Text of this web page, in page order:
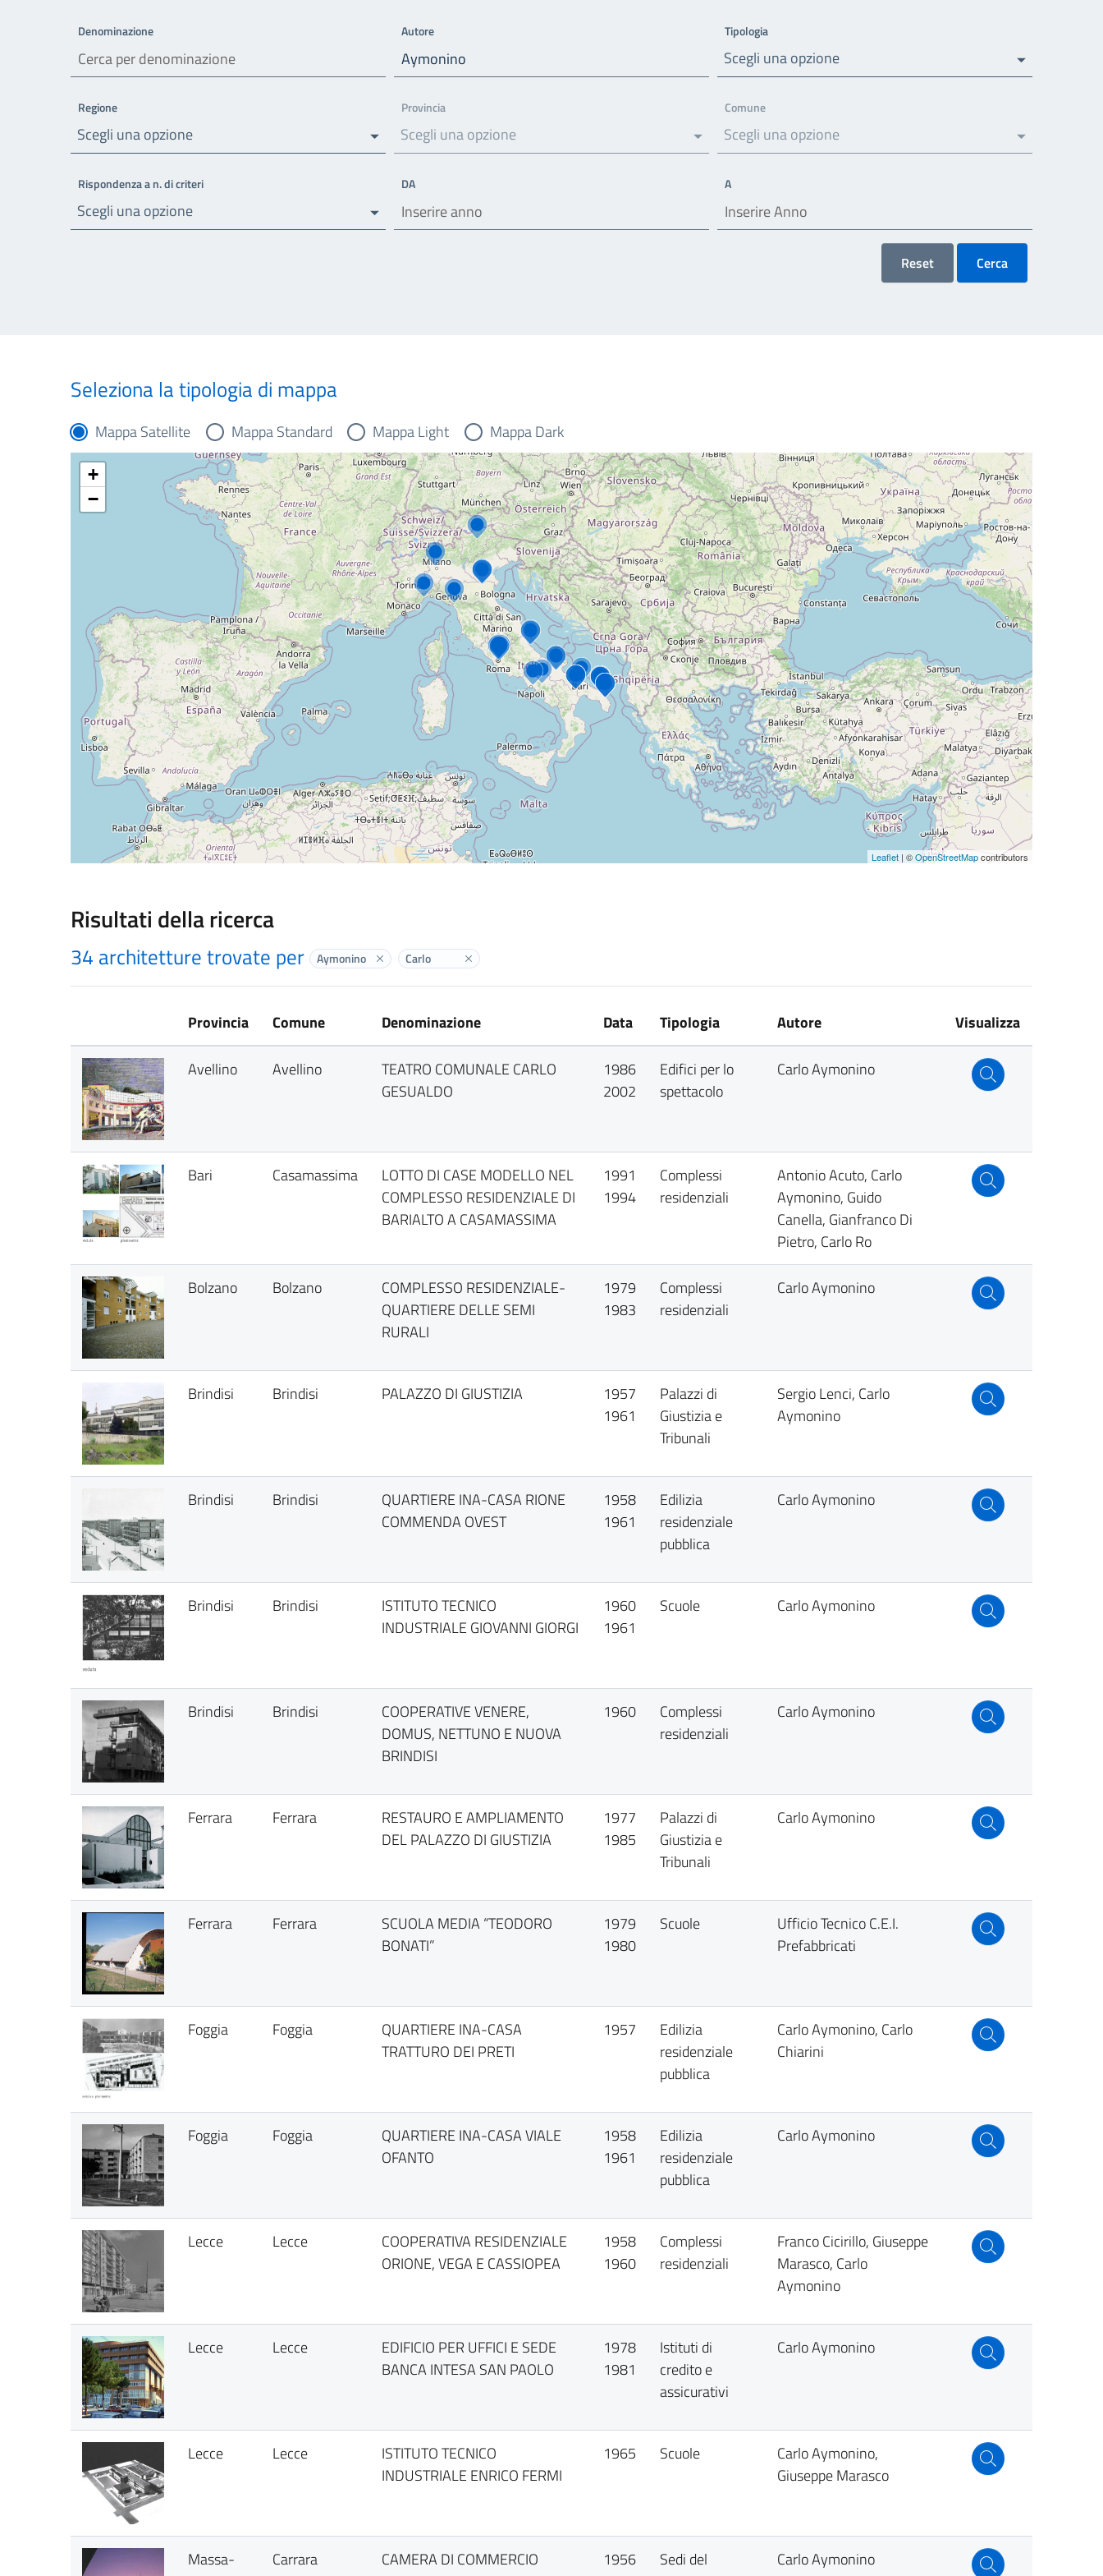
Denominazione Autore Tipologia
Scegli una opzione
Regione
Scegli una opzione
Provincia
Scegli una opzione
Comune
Scegli una opzione
Rispondenza a n. di criteri
Scegli una opzione
DA A
Reset Cerca
Seleziona la tipologia di mappa
Mappa Satellite Mappa Standard Mappa Light Mappa Dark
+
−
Leaflet | ©OpenStreetMapcontributors
Risultati della ricerca
34 architetture trovate per Aymonino Elimina label
Carlo Elimina label
Provincia Comune Denominazione Data Tipologia Autore Visualizza
Avellino Avellino
TEATRO COMUNALE CARLO
GESUALDO
1986
2002
Edifici per lo
spettacolo
Carlo Aymonino
Bari Casamassima
LOTTO DI CASE MODELLO NEL
COMPLESSO RESIDENZIALE DI
BARIALTO A CASAMASSIMA
1991
1994
Complessi
residenziali
Antonio Acuto, Carlo
Aymonino, Guido
Canella, Gianfranco Di
Pietro, Carlo Ro
Bolzano Bolzano
COMPLESSO RESIDENZIALE-
QUARTIERE DELLE SEMI
RURALI
1979
1983
Complessi
residenziali
Carlo Aymonino
Brindisi Brindisi PALAZZO DI GIUSTIZIA
1957
1961
Palazzi di
Giustizia e
Tribunali
Sergio Lenci, Carlo
Aymonino
Brindisi Brindisi
QUARTIERE INA-CASA RIONE
COMMENDA OVEST
1958
1961
Edilizia
residenziale
pubblica
Carlo Aymonino
Brindisi Brindisi
ISTITUTO TECNICO
INDUSTRIALE GIOVANNI GIORGI
1960
1961
Scuole Carlo Aymonino
Brindisi Brindisi
COOPERATIVE VENERE,
DOMUS, NETTUNO E NUOVA
BRINDISI
1960
Complessi
residenziali
Carlo Aymonino
Ferrara Ferrara
RESTAURO E AMPLIAMENTO
DEL PALAZZO DI GIUSTIZIA
1977
1985
Palazzi di
Giustizia e
Tribunali
Carlo Aymonino
Ferrara Ferrara
SCUOLA MEDIA “TEODORO
BONATI”
1979
1980
Scuole
Ufficio Tecnico C.E.I.
Prefabbricati
Foggia Foggia
QUARTIERE INA-CASA
TRATTURO DEI PRETI
1957
Edilizia
residenziale
pubblica
Carlo Aymonino, Carlo
Chiarini
Foggia Foggia
QUARTIERE INA-CASA VIALE
OFANTO
1958
1961
Edilizia
residenziale
pubblica
Carlo Aymonino
Lecce Lecce
COOPERATIVA RESIDENZIALE
ORIONE, VEGA E CASSIOPEA
1958
1960
Complessi
residenziali
Franco Cicirillo, Giuseppe
Marasco, Carlo
Aymonino
Lecce Lecce
EDIFICIO PER UFFICI E SEDE
BANCA INTESA SAN PAOLO
1978
1981
Istituti di
credito e
assicurativi
Carlo Aymonino
Lecce Lecce
ISTITUTO TECNICO
INDUSTRIALE ENRICO FERMI
1965 Scuole
Carlo Aymonino,
Giuseppe Marasco
Massa-
Carrara CAMERA DI COMMERCIO
1956
Sedi del
Carlo Aymonino